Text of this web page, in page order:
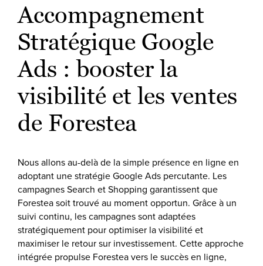
Accompagnement
Stratégique Google
Ads : booster la
visibilité et les ventes
de Forestea
Nous allons au-delà de la simple présence en ligne en
adoptant une stratégie Google Ads percutante. Les
campagnes Search et Shopping garantissent que
Forestea soit trouvé au moment opportun. Grâce à un
suivi continu, les campagnes sont adaptées
stratégiquement pour optimiser la visibilité et
maximiser le retour sur investissement. Cette approche
intégrée propulse Forestea vers le succès en ligne,